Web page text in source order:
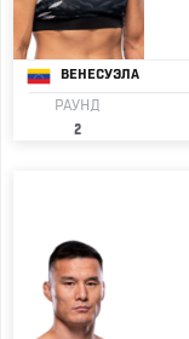
ВЕНЕСУЭЛА
РАУНД
2